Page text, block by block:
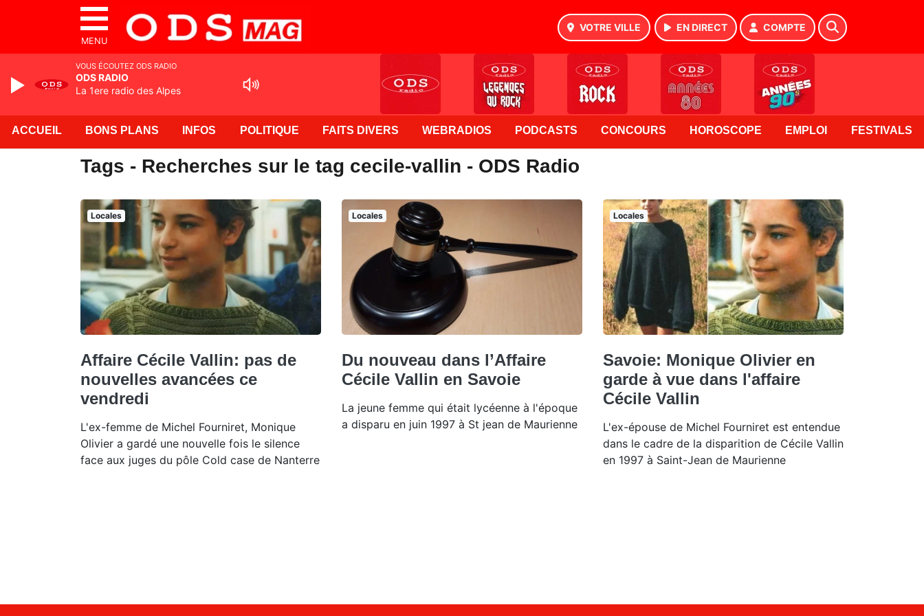
MENU
VOTRE VILLE EN DIRECT COMPTE
ACCUEIL BONS PLANS INFOS POLITIQUE FAITS DIVERS WEBRADIOS PODCASTS CONCOURS HOROSCOPE EMPLOI FESTIVALS
Tags - Recherches sur le tag cecile-vallin - ODS Radio
Locales
Affaire Cécile Vallin: pas de
nouvelles avancées ce
vendredi
L'ex-femme de Michel Fourniret, Monique
Olivier a gardé une nouvelle fois le silence
face aux juges du pôle Cold case de Nanterre
Locales
Du nouveau dans l’Affaire
Cécile Vallin en Savoie
La jeune femme qui était lycéenne à l'époque
a disparu en juin 1997 à St jean de Maurienne
Locales
Savoie: Monique Olivier en
garde à vue dans l'affaire
Cécile Vallin
L'ex-épouse de Michel Fourniret est entendue
dans le cadre de la disparition de Cécile Vallin
en 1997 à Saint-Jean de Maurienne
VOUS ÉCOUTEZ ODS RADIO
ODS RADIO
La 1ere radio des Alpes